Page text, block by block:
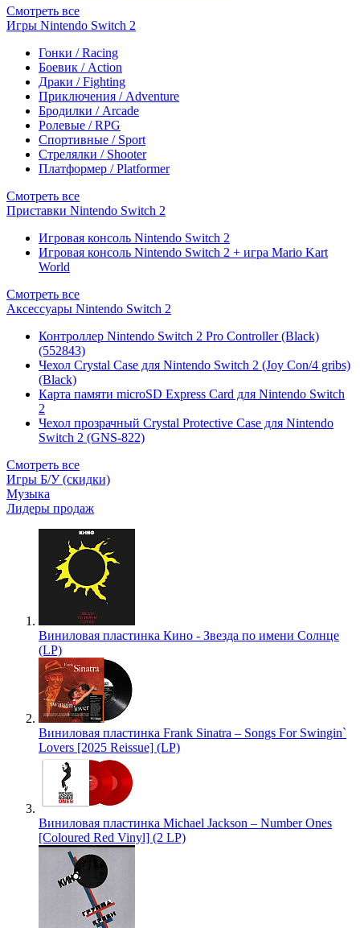
Смотреть все
Игры Nintendo Switch 2
Гонки / Racing
Боевик / Action
Драки / Fighting
Приключения / Adventure
Бродилки / Arcade
Ролевые / RPG
Спортивные / Sport
Стрелялки / Shooter
Платформер / Platformer
Смотреть все
Приставки Nintendo Switch 2
Игровая консоль Nintendo Switch 2
Игровая консоль Nintendo Switch 2 + игра Mario Kart
World
Смотреть все
Аксессуары Nintendo Switch 2
Контроллер Nintendo Switch 2 Pro Controller (Black)
(552843)
Чехол Сrystal Сase для Nintendo Switch 2 (Joy Con/4 gribs)
(Black)
Карта памяти microSD Express Card для Nintendo Switch
2
Чехол прозрачный Crystal Protective Case для Nintendo
Switch 2 (GNS-822)
Смотреть все
Игры Б/У (скидки)
Музыка
Лидеры продаж
Виниловая пластинка Кино - Звезда по имени Солнце
(LP)
Виниловая пластинка Frank Sinatra – Songs For Swingin`
Lovers [2025 Reissue] (LP)
Виниловая пластинка Michael Jackson – Number Ones
[Coloured Red Vinyl] (2 LP)